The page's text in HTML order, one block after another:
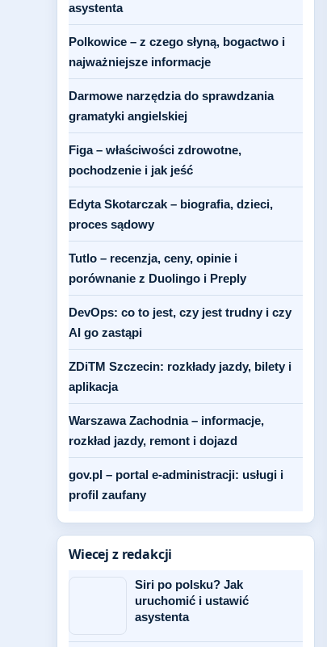
asystenta
Polkowice – z czego słyną, bogactwo i
najważniejsze informacje
Darmowe narzędzia do sprawdzania
gramatyki angielskiej
Figa – właściwości zdrowotne,
pochodzenie i jak jeść
Edyta Skotarczak – biografia, dzieci,
proces sądowy
Tutlo – recenzja, ceny, opinie i
porównanie z Duolingo i Preply
DevOps: co to jest, czy jest trudny i czy
AI go zastąpi
ZDiTM Szczecin: rozkłady jazdy, bilety i
aplikacja
Warszawa Zachodnia – informacje,
rozkład jazdy, remont i dojazd
gov.pl – portal e-administracji: usługi i
profil zaufany
Wiecej z redakcji
Siri po polsku? Jak
uruchomić i ustawić
asystenta